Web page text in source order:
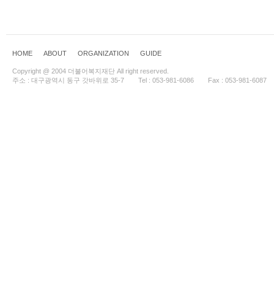
HOME ABOUT ORGANIZATION GUIDE
Copyright @ 2004 더불어복지재단 All right reserved.
주소 : 대구광역시 동구 갓바위로 35-7
Tel : 053-981-6086 Fax : 053-981-6087